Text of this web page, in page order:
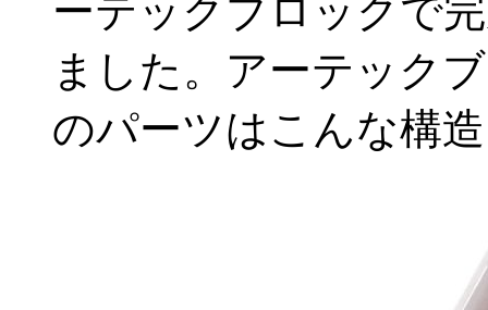
ーテックブロックで
ました。アーテック
のパーツはこんな構